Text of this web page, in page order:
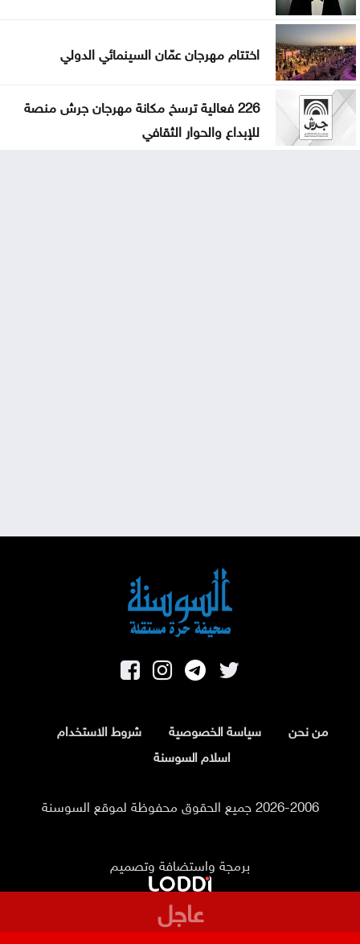
اختتام مهرجان عمّان السينمائي الدولي
226 فعالية ترسخ مكانة مهرجان جرش منصة
للإبداع والحوار الثقافي
من نحن سياسة الخصوصية
شروط الاستخدام
اسلام السوسنة
2026-2006 جميع الحقوق محفوظة لموقع السوسنة
برمجة واستضافة وتصميم
عاجل